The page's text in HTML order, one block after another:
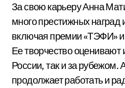
За свою карьеру Анна
много престижных наград
включая премии «ТЭФИ»
Ее творчество оценивают
России, так и за рубежом.
продолжает работать и